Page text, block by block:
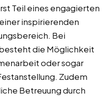
Teil eines engagierten
inspirierenden
Bei
die Möglichkeit
oder sogar
Zudem
Betreuung durch